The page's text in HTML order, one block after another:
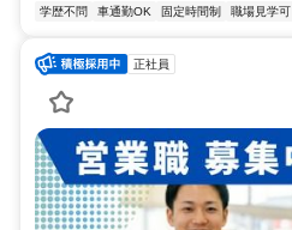
学歴不問 車通勤OK 固定時間制 職場見学可
正社員